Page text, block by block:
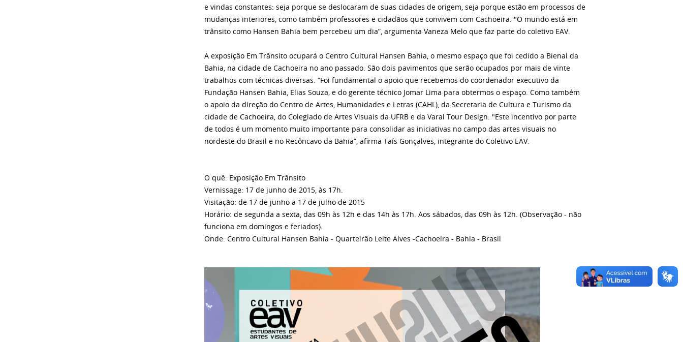
e vindas constantes: seja porque se deslocaram de suas cidades de origem, seja porque estão em processos de
mudanças interiores, como também professores e cidadãos que convivem com Cachoeira. "O mundo está em
trânsito como Hansen Bahia bem percebeu um dia”, argumenta Vaneza Melo que faz parte do coletivo EAV.
A exposição Em Trânsito ocupará o Centro Cultural Hansen Bahia, o mesmo espaço que foi cedido a Bienal da
Bahia, na cidade de Cachoeira no ano passado. São dois pavimentos que serão ocupados por mais de vinte
trabalhos com técnicas diversas. “Foi fundamental o apoio que recebemos do coordenador executivo da
Fundação Hansen Bahia, Elias Souza, e do gerente técnico Jomar Lima para obtermos o espaço. Como também
o apoio da direção do Centro de Artes, Humanidades e Letras (CAHL), da Secretaria de Cultura e Turismo da
cidade de Cachoeira, do Colegiado de Artes Visuais da UFRB e da Varal Tour Design. "Este incentivo por parte
de todos é um momento muito importante para consolidar as iniciativas no campo das artes visuais no
nordeste do Brasil e no Recôncavo da Bahia”, afirma Taís Gonçalves, integrante do Coletivo EAV.
O quê: Exposição Em Trânsito
Vernissage: 17 de junho de 2015, às 17h.
Visitação: de 17 de junho a 17 de julho de 2015
Horário: de segunda a sexta, das 09h às 12h e das 14h às 17h. Aos sábados, das 09h às 12h. (Observação - não
funciona em domingos e feriados).
Onde: Centro Cultural Hansen Bahia - Quarteirão Leite Alves -Cachoeira - Bahia - Brasil